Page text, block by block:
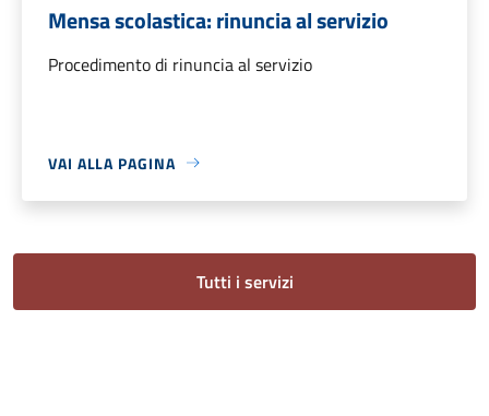
Mensa scolastica: rinuncia al servizio
Procedimento di rinuncia al servizio
VAI ALLA PAGINA
Tutti i servizi